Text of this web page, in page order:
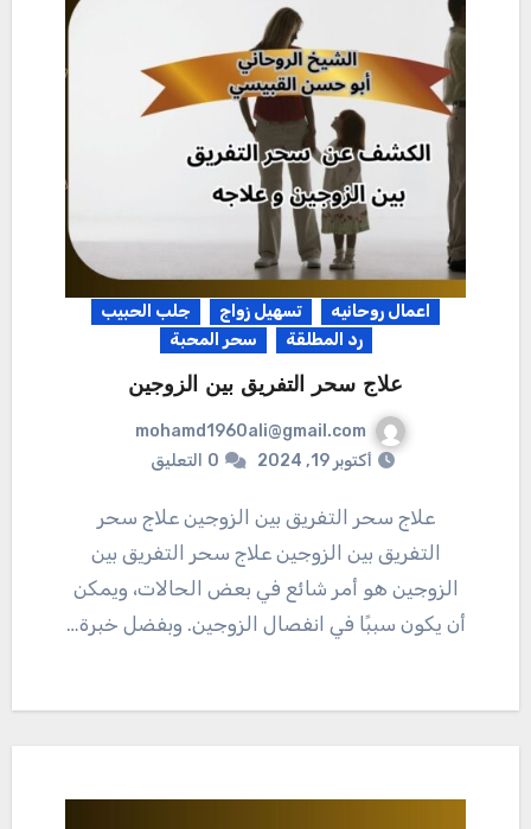
اعمال روحانيه تسهيل زواج
جلب الحبيب
رد المطلقة
سحر المحبة
علاج سحر التفريق بين الزوجين
mohamd1960ali@gmail.com
أكتوبر 19, 2024
0 التعليق
علاج سحر التفريق بين الزوجين علاج سحر
التفريق بين الزوجين علاج سحر التفريق بين
الزوجين هو أمر شائع في بعض الحالات، ويمكن
أن يكون سببًا في انفصال الزوجين. وبفضل خبرة…